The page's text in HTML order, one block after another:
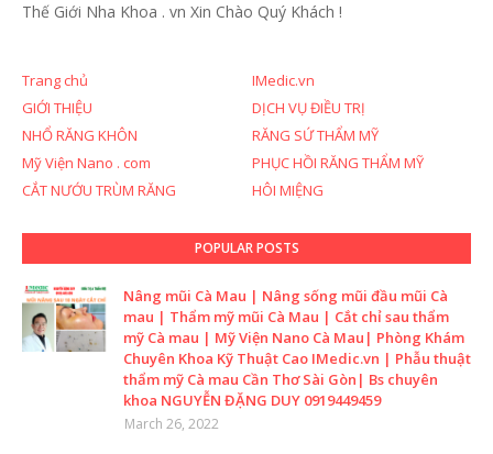
Thế Giới Nha Khoa . vn Xin Chào Quý Khách !
Trang chủ
IMedic.vn
GIỚI THIỆU
DỊCH VỤ ĐIỀU TRỊ
NHỔ RĂNG KHÔN
RĂNG SỨ THẨM MỸ
Mỹ Viện Nano . com
PHỤC HỒI RĂNG THẨM MỸ
CẮT NƯỚU TRÙM RĂNG
HÔI MIỆNG
POPULAR POSTS
Nâng mũi Cà Mau | Nâng sống mũi đầu mũi Cà
mau | Thẩm mỹ mũi Cà Mau | Cắt chỉ sau thẩm
mỹ Cà mau | Mỹ Viện Nano Cà Mau| Phòng Khám
Chuyên Khoa Kỹ Thuật Cao IMedic.vn | Phẫu thuật
thẩm mỹ Cà mau Cần Thơ Sài Gòn| Bs chuyên
khoa NGUYỄN ĐẶNG DUY 0919449459
March 26, 2022